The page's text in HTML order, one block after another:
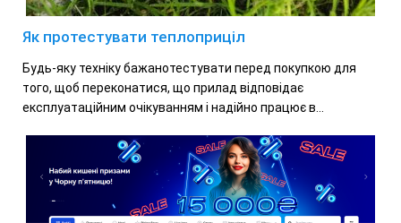
Як протестувати теплоприціл
Будь-яку техніку бажанотестувати перед покупкою для
того, щоб переконатися, що прилад відповідає
експлуатаційним очікуванням і надійно працює в...